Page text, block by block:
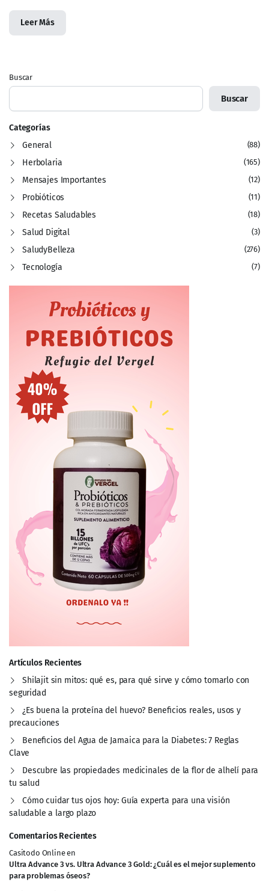
Leer Más
Buscar
Buscar
Categorías
General
(88)
Herbolaria (165)
Mensajes Importantes (12)
Probióticos (11)
Recetas Saludables (18)
Salud Digital (3)
SaludyBelleza (276)
Tecnología (7)
Artículos Recientes
Shilajit sin mitos: qué es, para qué sirve y cómo tomarlo con
seguridad
¿Es buena la proteína del huevo? Beneficios reales, usos y
precauciones
Beneficios del Agua de Jamaica para la Diabetes: 7 Reglas
Clave
Descubre las propiedades medicinales de la flor de alhelí para
tu salud
Cómo cuidar tus ojos hoy: Guía experta para una visión
saludable a largo plazo
Comentarios Recientes
Casitodo Onlineen
Ultra Advance 3 vs. Ultra Advance 3 Gold: ¿Cuál es el mejor suplemento
para problemas óseos?